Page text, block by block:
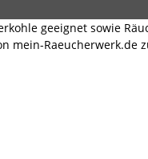
geeignet sowie
mein-Raeucherwerk.de